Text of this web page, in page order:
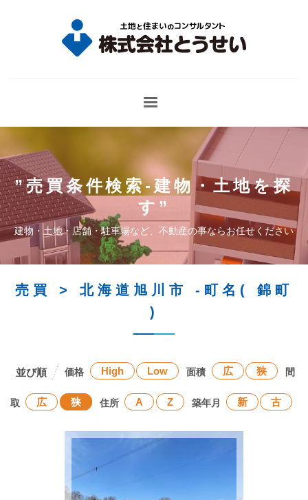
”
建物・土地を探
す ”
建物・土地・店舗・駐車場など、不動産の事ならお任せください
売買 > 北海道旭川市 -町名( 錦町
)
価格 High Low 面積 広 狭 間
取 広 狭 住所 A Z 築年月 新 古